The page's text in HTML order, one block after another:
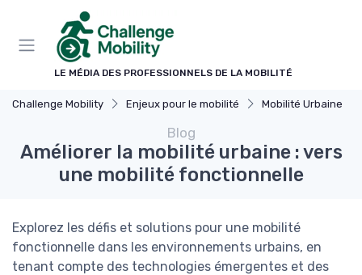
LE MÉDIA DES PROFESSIONNELS DE LA MOBILITÉ
Challenge Mobility Enjeux pour le mobilité Mobilité Urbaine
Blog
Améliorer la mobilité urbaine : vers
une mobilité fonctionnelle
Explorez les défis et solutions pour une mobilité
fonctionnelle dans les environnements urbains, en
tenant compte des technologies émergentes et des
Panneau de gestion des cookies